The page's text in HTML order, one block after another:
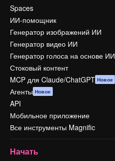
Spaces
ИИ-помощник
Генератор изображений ИИ
Генератор видео ИИ
Генератор голоса на основе ИИ
Стоковый контент
MCP для Claude/ChatGPT Новое
Агенты Новое
API
Мобильное приложение
Все инструменты Magnific
Начать